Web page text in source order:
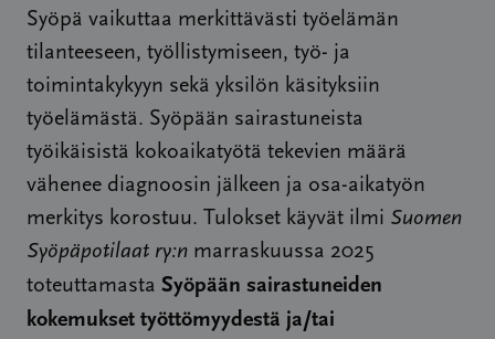
Syöpä vaikuttaa merkittävästi työelämän
tilanteeseen, työllistymiseen, työ- ja
toimintakykyyn sekä yksilön käsityksiin
työelämästä. Syöpään sairastuneista
työikäisistä kokoaikatyötä tekevien määrä
vähenee diagnoosin jälkeen ja osa-aikatyön
merkitys korostuu. Tulokset käyvät ilmi Suomen
Syöpäpotilaat ry:n marraskuussa 2025
toteuttamasta Syöpään sairastuneiden
kokemukset työttömyydestä ja/tai